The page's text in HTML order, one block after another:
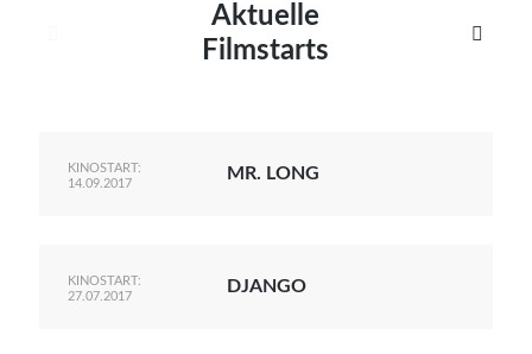
Aktuelle
Filmstarts

KINOSTART:
14.09.2017
MR. LONG
KINOSTART:
27.07.2017
DJANGO